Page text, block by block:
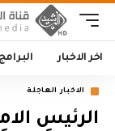
اخر الاخبار البرامج
الاخبار العاجلة
الرئيس